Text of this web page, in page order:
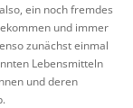
ein noch fremdes
und immer
zunächst einmal
Lebensmitteln
und deren